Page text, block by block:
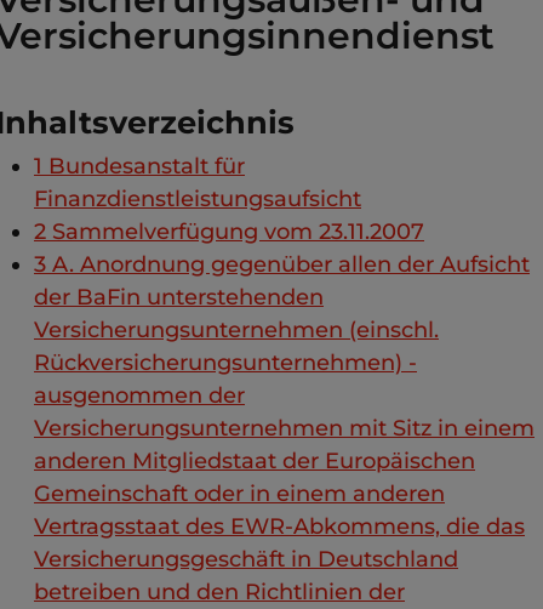
1 Bundesanstalt für
Finanzdienstleistungsaufsicht
2 Sammelverfügung vom 23.11.2007
3 A. Anordnung gegenüber allen der Aufsicht
der BaFin unterstehenden
Versicherungsunternehmen (einschl.
Rückversicherungsunternehmen) -
ausgenommen der
Versicherungsunternehmen mit Sitz in einem
anderen Mitgliedstaat der Europäischen
Gemeinschaft oder in einem anderen
Vertragsstaat des EWR-Abkommens, die das
Versicherungsgeschäft in Deutschland
betreiben und den Richtlinien der